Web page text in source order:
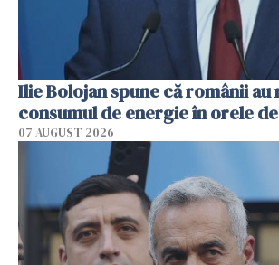
Ilie Bolojan spune că românii au
consumul de energie în orele
07 AUGUST 2026